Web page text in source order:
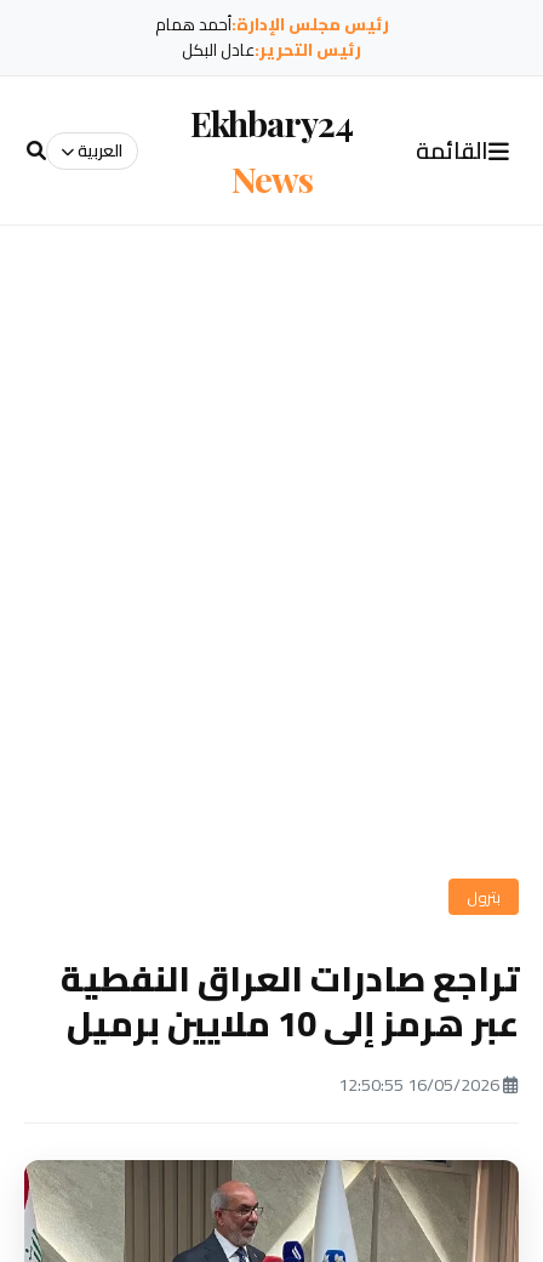
رئيس مجلس الإدارة:أحمد همام
رئيس التحرير:عادل البكل
القائمة
Ekhbary24
News
العربية
بترول
تراجع صادرات العراق النفطية
عبر هرمز إلى 10 ملايين برميل